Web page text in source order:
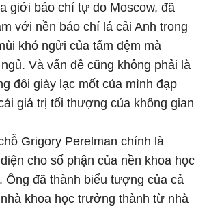
giới báo chí tự do Moscow, đã
với nền báo chí lá cải Anh trong
khó ngửi của tấm đệm mà
Và vấn đề cũng không phải là
đôi giày lạc mốt của mình đạp
giá trị tối thượng của không gian
Grigory Perelman chính là
cho số phận của nền khoa học
Ông đã thành biểu tượng của cả
khoa học trưởng thành từ nhà